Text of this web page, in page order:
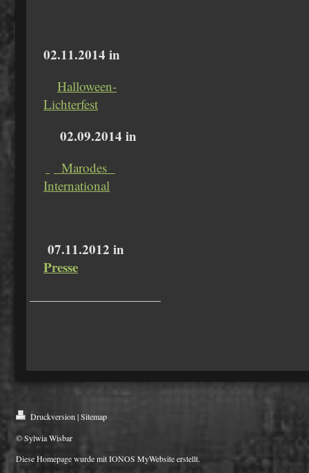
02.11.2014 in
Halloween-
Lichterfest
02.09.2014 in
Marodes
International
07.11.2012 in
Presse
Druckversion | Sitemap
© Sylwia Wisbar
Diese Homepage wurde mitIONOS MyWebsiteerstellt.